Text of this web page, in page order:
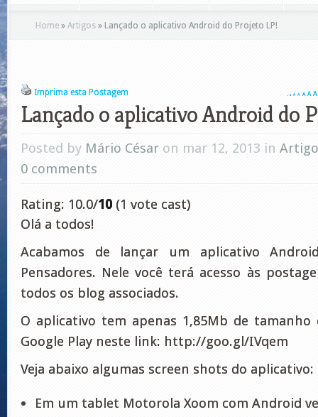
Home » Artigos » Lançado o aplicativo Android do Projeto LP!
Imprima esta Postagem A A A A A A A
Lançado o aplicativo Android do
Posted by Mário César on mar 12, 2013 in
0 comments
Rating: 10.0/10 (1 vote cast)
Olá a todos!
Acabamos de lançar um aplicativo
Pensadores. Nele você terá acesso às
todos os blog associados.
O aplicativo tem apenas 1,85Mb de
Google Play neste link: http://goo.gl/IVqem
Veja abaixo algumas screen shots do aplicativo:
Em um tablet Motorola Xoom com Android